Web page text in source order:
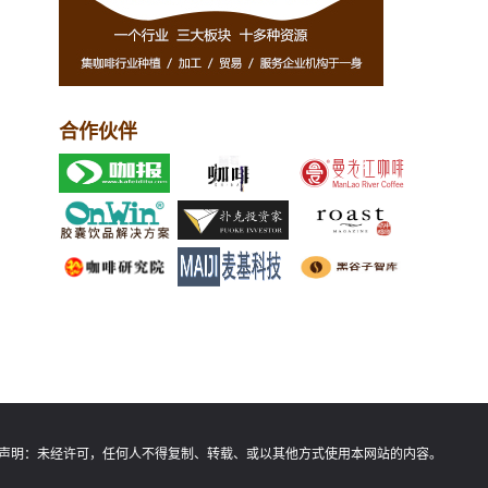
合作伙伴
明： 未经许可，任何人不得复制、转载、或以其他方式使用本网站的内容。